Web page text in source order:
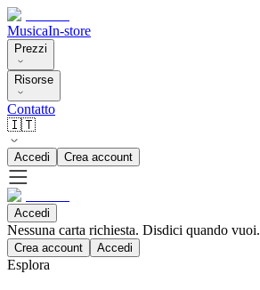
MusicaIn-store
Prezzi
Risorse
Contatto
🇮🇹
Accedi Crea account
Accedi
Nessuna carta richiesta. Disdici quando vuoi.
Crea account Accedi
Esplora